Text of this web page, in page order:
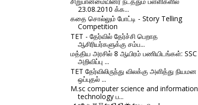
23.08.2010 க்க...
கதை சொல்லும் போட்டி - Story Telling
Competition
TET - தேர்வில் தேர்ச்சி பெறாத
ஆசிரியர்களுக்கு சம்ப...
மத்திய அரசில் 8 ஆயிரம் பணியிடங்கள்: SSC
அறிவிப்பு ...
TET தேர்விலிருந்து விலக்கு அளித்து நியமன
ஒப்புதல் ...
M.sc computer science and information
technology ப...